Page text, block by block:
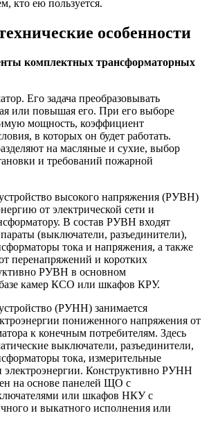
кто ею пользуется.
особенности
комплектных трансформаторных
Его задача преобразовывать
или повышая его. При его выборе
мощность, коэффициент
в которых он будет работать.
на масляные и сухие, выбор
и требований пожарной
высокого напряжения (РУВН)
от электрической сети и
В состав РУВН входят
(выключатели, разъединители),
тока и напряжения, а также
перенапряжений и коротких
РУВН в основном
базе камер КСО или шкафов КРУ.
(РУНН) занимается
пониженного напряжения от
к конечным потребителям. Здесь
выключатели, разъединители,
тока, измерительные
электроэнергии. Конструктивно РУНН
на основе панелей ЩО с
или шкафов НКУ с
и выкатного исполнения или